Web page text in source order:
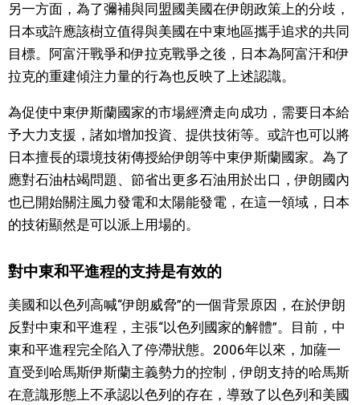
語言
東京
編輯部通知
另一方面，為了彌補與同盟國美國在伊朗政策上的分歧，
日本或許應該樹立值得與美國在中東地區攜手追求的共同
目標。阿富汗戰爭和伊拉克戰爭之後，日本為阿富汗和伊
拉克的重建傾注力量的行為也反映了上述認識。
為促使中東伊斯蘭國家的市場經濟走向成功，需要日本給
予大力支援，諸如增加投資、提供技術等。或許也可以將
日本擅長的環境技術傳授給伊朗等中東伊斯蘭國家。為了
應對石油枯竭問題、節省出更多石油用於出口，伊朗國內
也已開始關注風力發電和太陽能發電，在這一領域，日本
的技術顯然是可以派上用場的。
對中東和平進程的支持是有效的
美國和以色列高喊“伊朗威脅”的一個背景原因，在於伊朗
反對中東和平進程，主張“以色列國家的解體”。目前，中
東和平進程完全陷入了停滯狀態。2006年以來，加薩一
直受到哈馬斯伊斯蘭主義勢力的控制，伊朗支持的哈馬斯
在意識形態上不承認以色列的存在，導致了以色列和美國